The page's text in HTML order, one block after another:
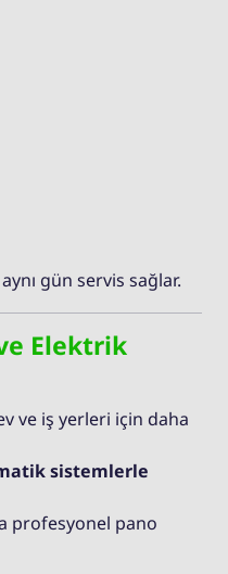
gün servis sağlar.
Elektrik
ve iş yerleri için daha
sistemlerle
profesyonel pano